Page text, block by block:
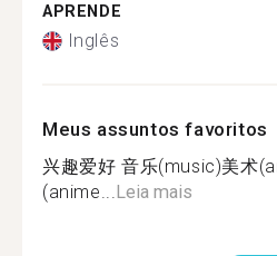
APRENDE
Inglês
Meus assuntos favoritos
兴趣爱好 音乐(music)美术
(anime...Leia mais